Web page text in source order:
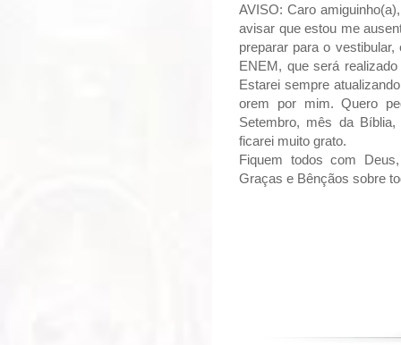
AVISO: Caro
avisar que estou me
preparar para o
ENEM, que será
Estarei sempre
orem por mim. Quero
Setembro, mês da
ficarei muito grato.
Fiquem todos com
Graças e Bênçãos sobre